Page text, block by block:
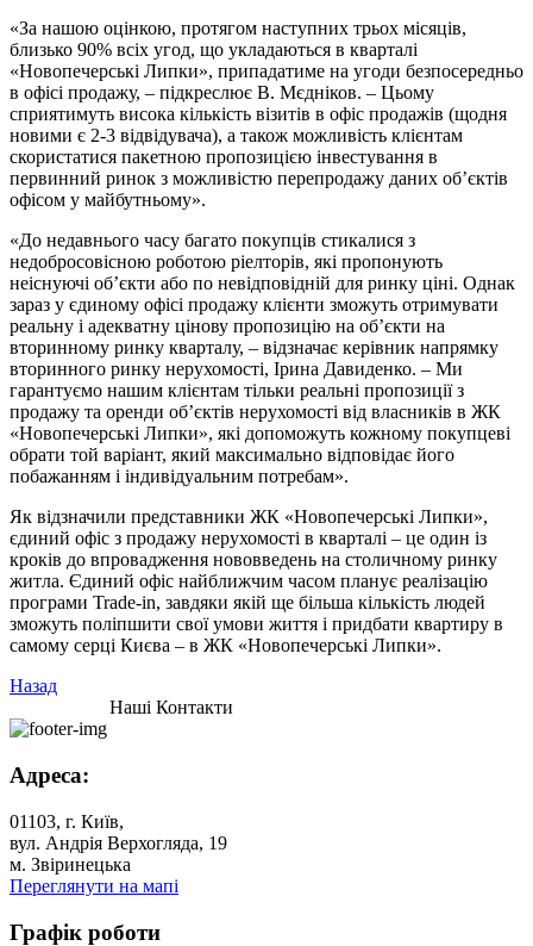
«За нашою оцінкою, протягом наступних трьох місяців,
близько 90% всіх угод, що укладаються в кварталі
«Новопечерські Липки», припадатиме на угоди безпосередньо
в офісі продажу, – підкреслює В. Мєдніков. – Цьому
сприятимуть висока кількість візитів в офіс продажів (щодня
новими є 2-3 відвідувача), а також можливість клієнтам
скористатися пакетною пропозицією інвестування в
первинний ринок з можливістю перепродажу даних об’єктів
офісом у майбутньому».
«До недавнього часу багато покупців стикалися з
недобросовісною роботою ріелторів, які пропонують
неіснуючі об’єкти або по невідповідній для ринку ціні. Однак
зараз у єдиному офісі продажу клієнти зможуть отримувати
реальну і адекватну цінову пропозицію на об’єкти на
вторинному ринку кварталу, – відзначає керівник напрямку
вторинного ринку нерухомості, Ірина Давиденко. – Ми
гарантуємо нашим клієнтам тільки реальні пропозиції з
продажу та оренди об’єктів нерухомості від власників в ЖК
«Новопечерські Липки», які допоможуть кожному покупцеві
обрати той варіант, який максимально відповідає його
побажанням і індивідуальним потребам».
Як відзначили представники ЖК «Новопечерські Липки»,
єдиний офіс з продажу нерухомості в кварталі – це один із
кроків до впровадження нововведень на столичному ринку
житла. Єдиний офіс найближчим часом планує реалізацію
програми Trade-in, завдяки якій ще більша кількість людей
зможуть поліпшити свої умови життя і придбати квартиру в
самому серці Києва – в ЖК «Новопечерські Липки».
Назад
Наші Контакти
Адреса:
01103, г. Київ,
вул. Андрія Верхогляда, 19
м. Звіринецька
Переглянути на мапі
Графік роботи